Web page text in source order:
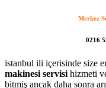
Merkez
0216
istanbul ili içerisinde size
makinesi servisi hizmeti
bitmiş ancak daha sonra